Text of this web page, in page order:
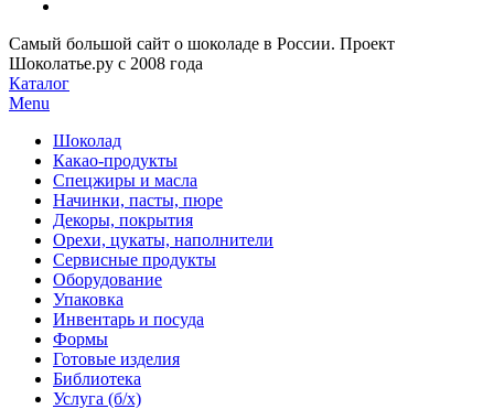
Самый большой сайт о шоколаде в России. Проект
Шоколатье.ру с 2008 года
Каталог
Menu
Шоколад
Какао-продукты
Спецжиры и масла
Начинки, пасты, пюре
Декоры, покрытия
Орехи, цукаты, наполнители
Сервисные продукты
Оборудование
Упаковка
Инвентарь и посуда
Формы
Готовые изделия
Библиотека
Услуга (б/х)